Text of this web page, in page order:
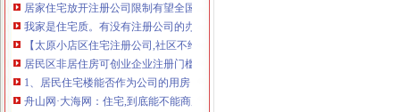
我家是住宅质。有没有注册公司的办？–安居客房产问答
【太原小店区住宅注册公司,社区不给盖住改商的证明】-小店陵易
居民区非居住房可创业企业注册门槛一降再降-头条民生-E都市
1、居民住宅楼能否作为公司的用房？2、住宅改变为非居用途后收多少
舟山网·大海网：住宅,到底能不能商用？定海一半新注册企业开在居
甲公司在建造的居民住宅已经完工,未办理房屋所有权证的况下,-